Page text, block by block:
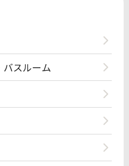
バスルーム